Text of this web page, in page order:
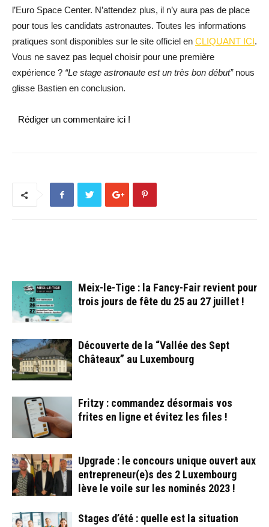
l’Euro Space Center. N’attendez plus, il n’y aura pas de place
pour tous les candidats astronautes. Toutes les informations
pratiques sont disponibles sur le site officiel en CLIQUANT ICI.
Vous ne savez pas lequel choisir pour une première
expérience ? “Le stage astronaute est un très bon début”nous
glisse Bastien en conclusion.
Rédiger un commentaire ici !
Meix-le-Tige : la Fancy-Fair revient pour
trois jours de fête du 25 au 27 juillet !
Découverte de la “Vallée des Sept
Châteaux” au Luxembourg
Fritzy : commandez désormais vos
frites en ligne et évitez les files !
Upgrade : le concours unique ouvert aux
entrepreneur(e)s des 2 Luxembourg
lève le voile sur les nominés 2023 !
Stages d’été : quelle est la situation